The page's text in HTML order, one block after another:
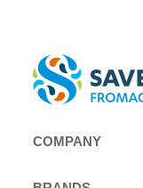
COMPANY